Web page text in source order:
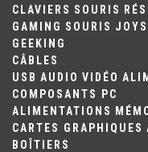
CLAVIERS SOURIS
GAMING SOURIS
GEEKING
CÂBLES
USB AUDIO VIDÉO
COMPOSANTS PC
ALIMENTATIONS
CARTES GRAPHIQUES
BOÎTIERS